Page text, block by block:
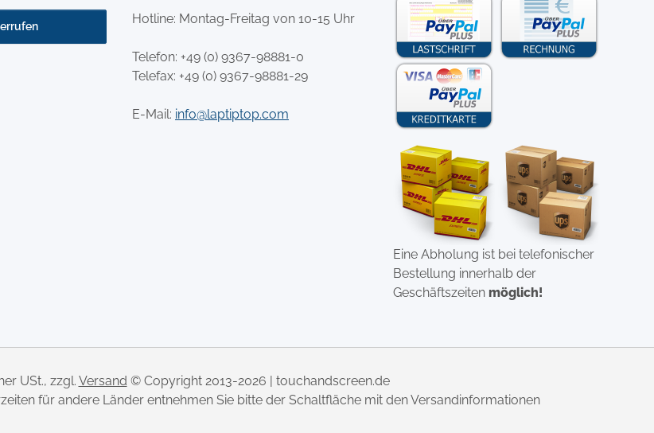
Hotline: Montag-Freitag von 10-15 Uhr
Telefon: +49 (0) 9367-98881-0
Telefax: +49 (0) 9367-98881-29
E-Mail: info@laptiptop.com
Eine Abholung ist bei telefonischer
Bestellung innerhalb der
Geschäftszeiten möglich!
USt., zzgl. Versand © Copyright 2013-2026 | touchandscreen.de
für andere Länder entnehmen Sie bitte der Schaltfläche mit den Versandinformationen